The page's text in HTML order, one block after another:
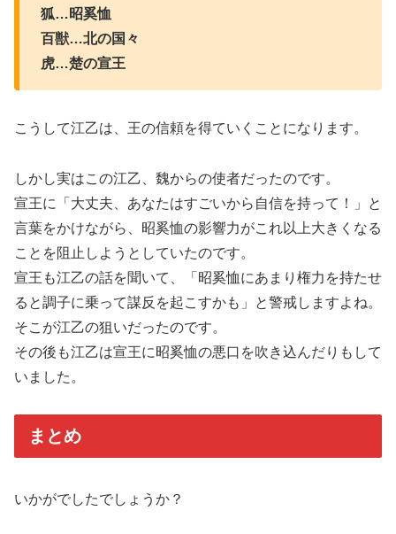
狐…昭奚恤
百獣…北の国々
虎…楚の宣王
こうして江乙は、王の信頼を得ていくことになります。
しかし実はこの江乙、魏からの使者だったのです。
宣王に「大丈夫、あなたはすごいから自信を持って！」と
言葉をかけながら、昭奚恤の影響力がこれ以上大きくなる
ことを阻止しようとしていたのです。
宣王も江乙の話を聞いて、「昭奚恤にあまり権力を持たせ
ると調子に乗って謀反を起こすかも」と警戒しますよね。
そこが江乙の狙いだったのです。
その後も江乙は宣王に昭奚恤の悪口を吹き込んだりもして
いました。
まとめ
いかがでしたでしょうか？